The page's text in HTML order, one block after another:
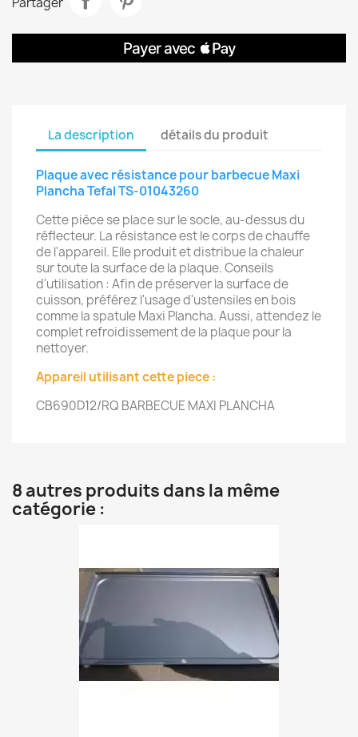
La description détails du produit
Plaque avec résistance pour barbecue Maxi
Plancha Tefal TS-01043260
Cette pièce se place sur le socle, au-dessus du
réflecteur. La résistance est le corps de chauffe
de l'appareil. Elle produit et distribue la chaleur
sur toute la surface de la plaque. Conseils
d'utilisation : Afin de préserver la surface de
cuisson, préférez l'usage d'ustensiles en bois
comme la spatule Maxi Plancha. Aussi, attendez le
complet refroidissement de la plaque pour la
nettoyer.
Appareil utilisant cette piece :
CB690D12/RQ BARBECUE MAXI PLANCHA
8 autres produits dans la même
catégorie :